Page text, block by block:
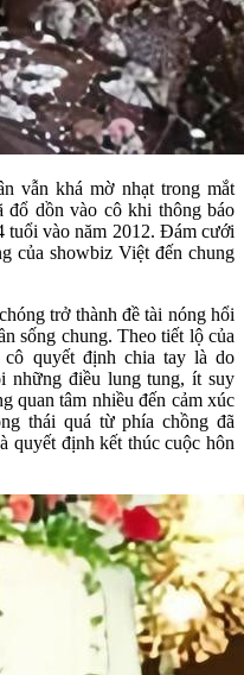
vẫn khá mờ nhạt trong mắt
đổ dồn vào cô khi thông báo
tuổi vào năm 2012. Đám cưới
của showbiz Việt đến chung
trở thành đề tài nóng hổi
sống chung. Theo tiết lộ của
quyết định chia tay là do
những điều lung tung, ít suy
quan tâm nhiều đến cảm xúc
thái quá từ phía chồng đã
quyết định kết thúc cuộc hôn